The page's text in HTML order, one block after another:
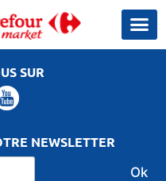
SUR
NEWSLETTER
Ok